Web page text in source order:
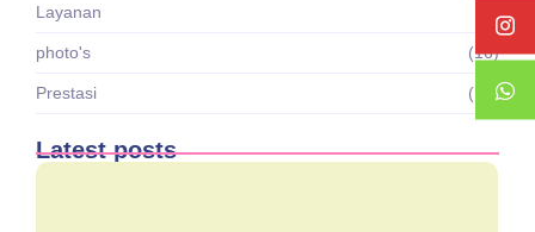
Layanan
photo's (16)
Prestasi (12)
Latest posts